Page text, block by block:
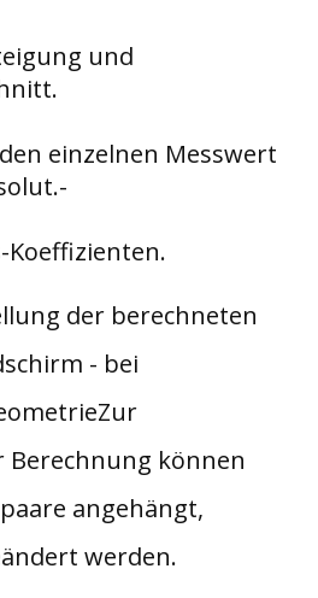
und
einzelnen Messwert
der berechneten
- bei
können
angehängt,
werden.